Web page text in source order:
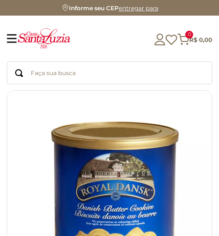
Informe seu CEPentregar para
0
R$ 0,00
Faça sua busca